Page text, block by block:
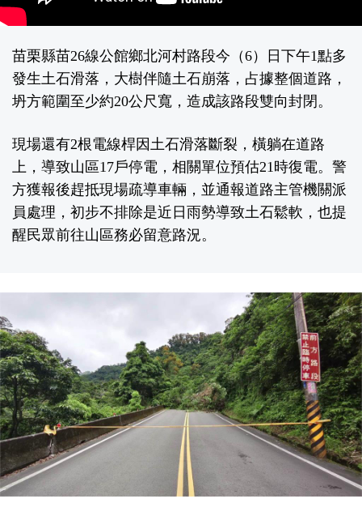
苗栗縣苗26線公館鄉北河村路段今（6）日下午1點多
發生土石滑落，大樹伴隨土石崩落，占據整個道路，
坍方範圍至少約20公尺寬，造成該路段雙向封閉。
現場還有2根電線桿因土石滑落斷裂，橫躺在道路
上，導致山區17戶停電，相關單位預估21時復電。警
方獲報後趕抵現場疏導車輛，並通報道路主管機關派
員處理，初步不排除是近日雨勢導致土石鬆軟，也提
醒民眾前往山區務必留意路況。